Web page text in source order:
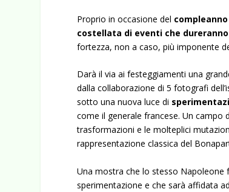
Proprio in occasione del
costellata di eventi che
fortezza, non a caso, più imponente
Darà il via ai festeggiamenti una
dalla collaborazione di 5 fotografi
sotto una nuova luce di
come il generale francese. Un
trasformazioni e le molteplici
rappresentazione classica del
Una mostra che lo stesso
sperimentazione e che sarà affidata